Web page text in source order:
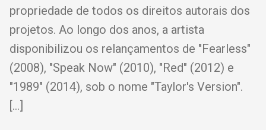
propriedade de todos os direitos autorais dos
projetos. Ao longo dos anos, a artista
disponibilizou os relançamentos de "Fearless"
(2008), "Speak Now" (2010), "Red" (2012) e
"1989" (2014), sob o nome "Taylor's Version".
[…]